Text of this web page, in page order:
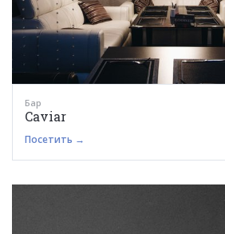
Бар
Caviar
Посетить →